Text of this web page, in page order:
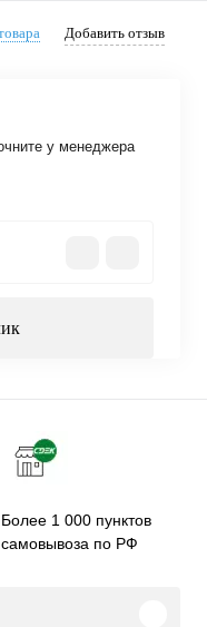
Добавить отзыв
у менеджера
Более 1 000 пунктов
самовывоза по РФ